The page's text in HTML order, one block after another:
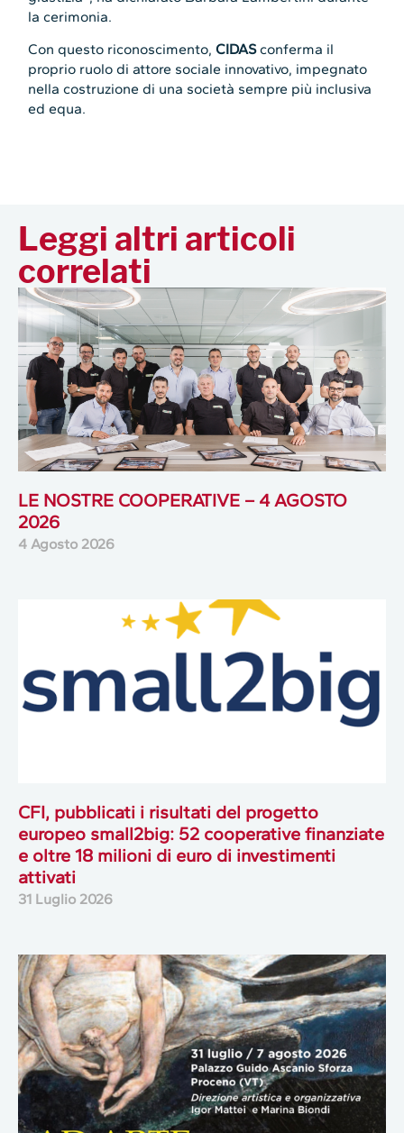
la cerimonia.
Con questo riconoscimento,CIDASconferma il
proprio ruolo di attore sociale innovativo, impegnato
nella costruzione di una società sempre più inclusiva
ed equa.
Leggi altri articoli
correlati
LE NOSTRE COOPERATIVE – 4 AGOSTO
2026
4 Agosto 2026
CFI, pubblicati i risultati del progetto
europeo small2big: 52 cooperative finanziate
e oltre 18 milioni di euro di investimenti
attivati
31 Luglio 2026